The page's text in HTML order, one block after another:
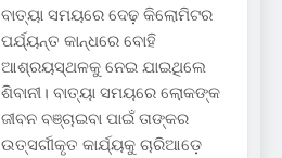
ବାତ୍ୟା ସମୟରେ ଦେଢ଼ କିଲୋମିଟର
ପର୍ଯ୍ୟନ୍ତ କାନ୍ଧରେ ବୋହି
ଆଶ୍ରୟସ୍ଥଳକୁ ନେଇ ଯାଇଥିଲେ
ଶିବାନୀ। ବାତ୍ୟା ସମୟରେ ଲୋକଙ୍କ
ଜୀବନ ବଞ୍ଚାଇବା ପାଇଁ ତାଙ୍କର
ଉତ୍ସର୍ଗୀକୃତ କାର୍ଯ୍ୟକୁ ଚାରିଆଡ଼େ